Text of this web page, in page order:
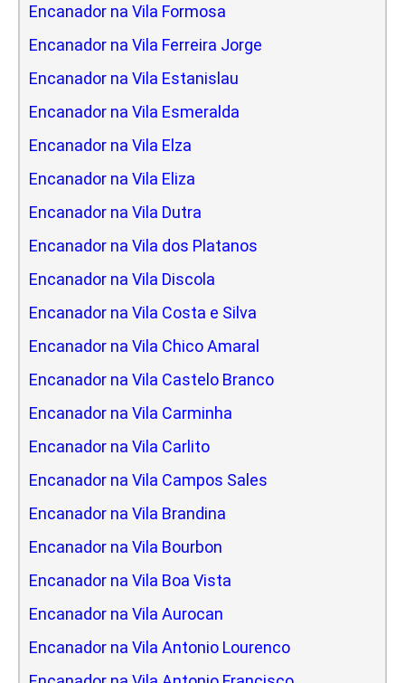
Encanador na Vila Formosa
Encanador na Vila Ferreira Jorge
Encanador na Vila Estanislau
Encanador na Vila Esmeralda
Encanador na Vila Elza
Encanador na Vila Eliza
Encanador na Vila Dutra
Encanador na Vila dos Platanos
Encanador na Vila Discola
Encanador na Vila Costa e Silva
Encanador na Vila Chico Amaral
Encanador na Vila Castelo Branco
Encanador na Vila Carminha
Encanador na Vila Carlito
Encanador na Vila Campos Sales
Encanador na Vila Brandina
Encanador na Vila Bourbon
Encanador na Vila Boa Vista
Encanador na Vila Aurocan
Encanador na Vila Antonio Lourenco